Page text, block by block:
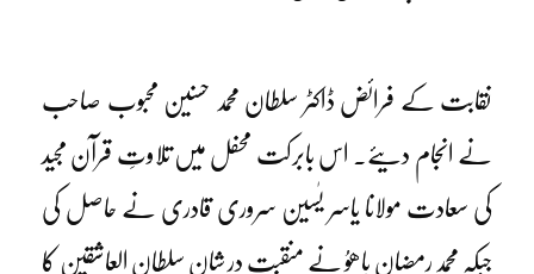
نقابت کے فرائض ڈاکٹر سلطان محمد حسنین محبوب صاحب
نے انجام دیئے۔ اس بابرکت محفل میں تلاوتِ قرآن مجید
کی سعادت مولانا یاسر یٰسین سروری قادری نے حاصل کی
جبکہ محمد رمضان باھوُ نے منقبت در شان سلطان العاشقین کا